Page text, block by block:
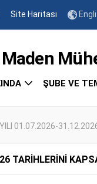
Site Haritası
ŞUBE VE
01.07.2026-31.12.2026
TARİHLERİNİ